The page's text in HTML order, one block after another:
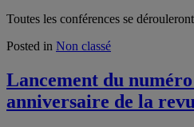
Toutes les conférences se
Posted in Non classé
Lancement du
anniversaire de la